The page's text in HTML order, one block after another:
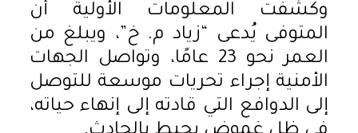
وكشفت المعلومات الأولية أن
المتوفى يُدعى “زياد م. خ”، ويبلغ من
العمر نحو 23 عامًا، وتواصل الجهات
الأمنية إجراء تحريات موسعة للتوصل
إلى الدوافع التي قادته إلى إنهاء حياته،